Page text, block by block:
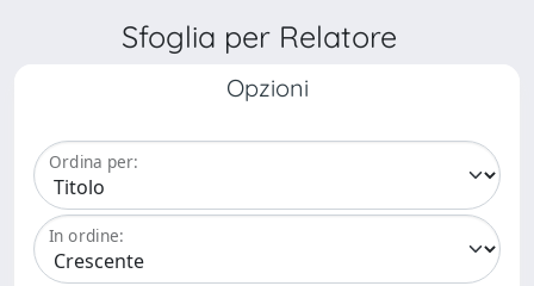
Sfoglia per Relatore
Opzioni
Ordina per:
In ordine: